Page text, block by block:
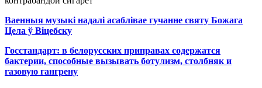
Ваенныя музыкі надалі асаблівае гучанне святу Божага
Цела ў Віцебску
Госстандарт: в белорусских приправах содержатся
бактерии, способные вызывать ботулизм, столбняк и
газовую гангрену